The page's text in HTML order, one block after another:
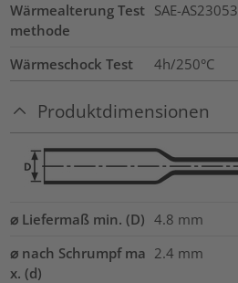
Wärmealterung Test
methode
SAE-AS23053
Wärmeschock Test 4h/250°C
Produktdimensionen
⌀ Liefermaß min. (D) 4.8 mm
⌀ nach Schrumpf ma
x. (d)
2.4 mm